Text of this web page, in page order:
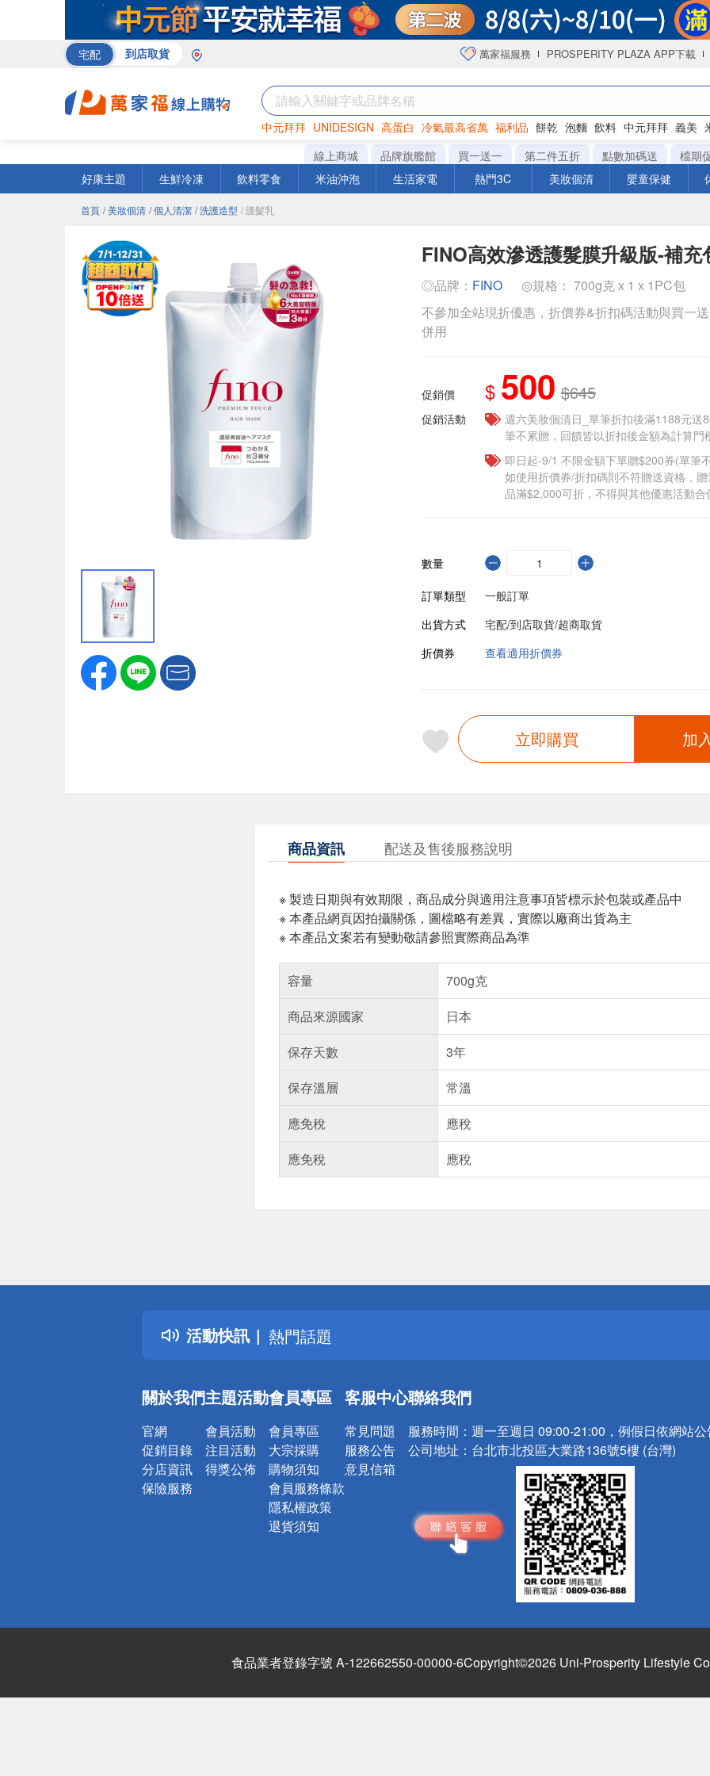
宅配 到店取貨 萬家福服務 PROSPERITY PLAZA APP下載
中元拜拜 UNIDESIGN 高蛋白 冷氣最高省萬 福利品 餅乾 泡麵 飲料 中元拜拜 義美
罐頭 咖啡 海苔
線上商城 品牌旗艦館 買一送一 第二件五折 點數加碼送
檔期
好康主題
生鮮冷凍 飲料零食 米油沖泡 生活家電 熱門3C 美妝個清 嬰童保健
首頁 / 美妝個清 / 個人清潔 / 洗護造型 / 護髮乳
FINO高效滲透護髮膜升級版-補充
◎品牌： FINO
◎規格： 700g克 x 1 x 1PC包
不參加全站現折優惠，折價券&折扣碼活動與買一
併用
促銷價 $ 500 $645
促銷活動
週六美妝個清日_單筆折扣後滿1188元送
筆不累贈，回饋皆以折扣後金額為計算門
即日起-9/1 不限金額下單贈$200券(單筆
如使用折價券/折扣碼則不符贈送資格，
品滿$2,000可折，不得與其他優惠活動合
數量
訂單類型
一般訂單
出貨方式
宅配/到店取貨/超商取貨
折價券
查看適用折價券
立即購買 加
商品資訊 配送及售後服務說明
※ 製造日期與有效期限，商品成分與適用注意事項皆標示於包裝或產品中
※ 本產品網頁因拍攝關係，圖檔略有差異，實際以廠商出貨為主
※ 本產品文案若有變動敬請參照實際商品為準
容量
700g克
商品來源國家
日本
保存天數
3年
保存溫層
常溫
應免稅
應稅
應免稅
應稅
活動快訊
詐騙網頁！請小心！
得獎公告
熱門話題
銀行優惠
詐騙網頁！請小心！
關於我們
官網
促銷目錄
分店資訊
保險服務
主題活動
會員活動
注目活動
得獎公佈
會員專區
會員專區
大宗採購
購物須知
會員服務條款
隱私權政策
退貨須知
客服中心
常見問題
服務公告
意見信箱
聯絡我們
服務時間： 週一至週日 09:00-21:00，例假日依網站
公司地址： 台北市北投區大業路136號5樓 (台灣)
食品業者登錄字號 A-122662550-00000-6Copyright©2026 Uni-Prosperity Lifestyle